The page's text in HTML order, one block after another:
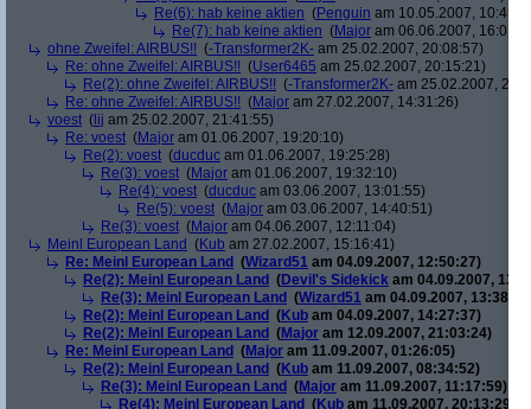
Re(6): hab keine aktien (Penguin am 10.05.2007,
Re(7): hab keine aktien (Major am 06.06.2007,
ohne Zweifel: AIRBUS!! (-Transformer2K- am 25.02.2007, 20:08:57)
Re: ohne Zweifel: AIRBUS!! (User6465 am 25.02.2007, 20:15:21)
Re(2): ohne Zweifel: AIRBUS!! (-Transformer2K- am 25.02.2007,
Re: ohne Zweifel: AIRBUS!! (Major am 27.02.2007, 14:31:26)
voest ( lij am 25.02.2007, 21:41:55)
Re: voest (Major am 01.06.2007, 19:20:10)
Re(2): voest (ducduc am 01.06.2007, 19:25:28)
Re(3): voest (Major am 01.06.2007, 19:32:10)
Re(4): voest (ducduc am 03.06.2007, 13:01:55)
Re(5): voest (Major am 03.06.2007, 14:40:51)
Re(3): voest (Major am 04.06.2007, 12:11:04)
Meinl European Land (Kub am 27.02.2007, 15:16:41)
Re: Meinl European Land (Wizard51 am 04.09.2007, 12:50:27)
Re(2): Meinl European Land (Devil's Sidekick am 04.09.2007,
Re(3): Meinl European Land (Wizard51 am 04.09.2007,
Re(2): Meinl European Land (Kub am 04.09.2007, 14:27:37)
Re(2): Meinl European Land (Major am 12.09.2007, 21:03:24)
Re: Meinl European Land (Major am 11.09.2007, 01:26:05)
Re(2): Meinl European Land (Kub am 11.09.2007, 08:34:52)
Re(3): Meinl European Land (Major am 11.09.2007, 11:17:59)
Re(4): Meinl European Land (Kub am 11.09.2007, 20:13:29)